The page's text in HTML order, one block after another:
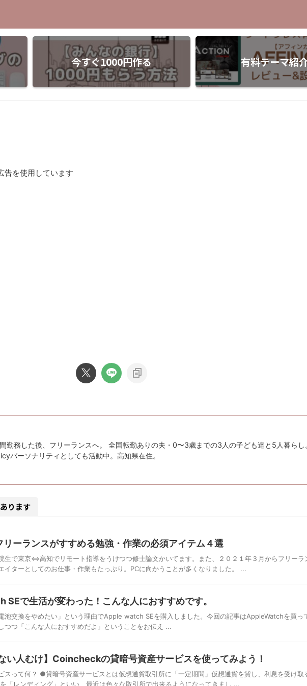
今すぐ1000円作る 有料テーマ紹
告を使用しています
勤務した後、フリーランスへ。 全国転勤ありの夫・0〜3歳までの3人の子ども達と5人暮らし
パーソナリティとしても活動中。高知県在住。
ります
リーランスがすすめる勉強・作業の必須アイテム４選
生で東京⇔高知でリモート指導をうけつつ修士論文かいてます。また、２０２１年３月からフリーラ
イターとしてのお仕事・作業もたっぷり。PCに向かうことが多くなりました。 ...
SEで生活が変わった！こんな人におすすめです。
池交換をやめたい」という理由でApple watch SEを購入しました。今回の記事はAppleWatchを買っ
つつ「こんな人におすすめだよ」ということをお伝え ...
い人むけ】Coincheckの貸暗号資産サービスを使ってみよう！
スって何？ ●貸暗号資産サービスとは仮想通貨取引所に「一定期間」仮想通貨を貸し、利息を受け取
「レンディング」といい、最近は色々な取引所で出来るようになってきまし ...